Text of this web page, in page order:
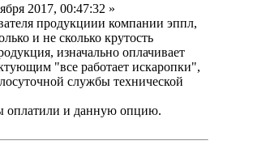
2017, 00:47:32 »
продукциии компании эппл,
и не сколько крутость
изначально оплачивает
"все работает искаропки",
службы технической
оплатили и данную опцию.